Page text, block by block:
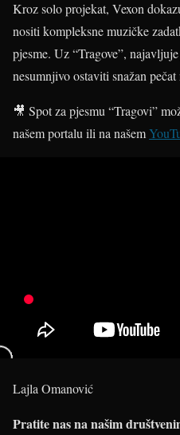
Kroz solo projekat, Vexon
nositi kompleksne muzičke
pjesme. Uz “Tragove”,
nesumnjivo ostaviti snažan
🎥 Spot za pjesmu “Tragovi”
našem portalu ili na našem
Lajla Omanović
Pratite nas na našim